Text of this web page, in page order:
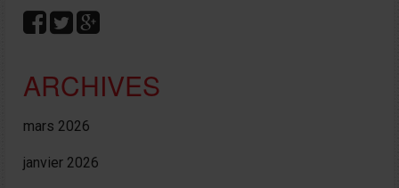
ARCHIVES
mars 2026
janvier 2026